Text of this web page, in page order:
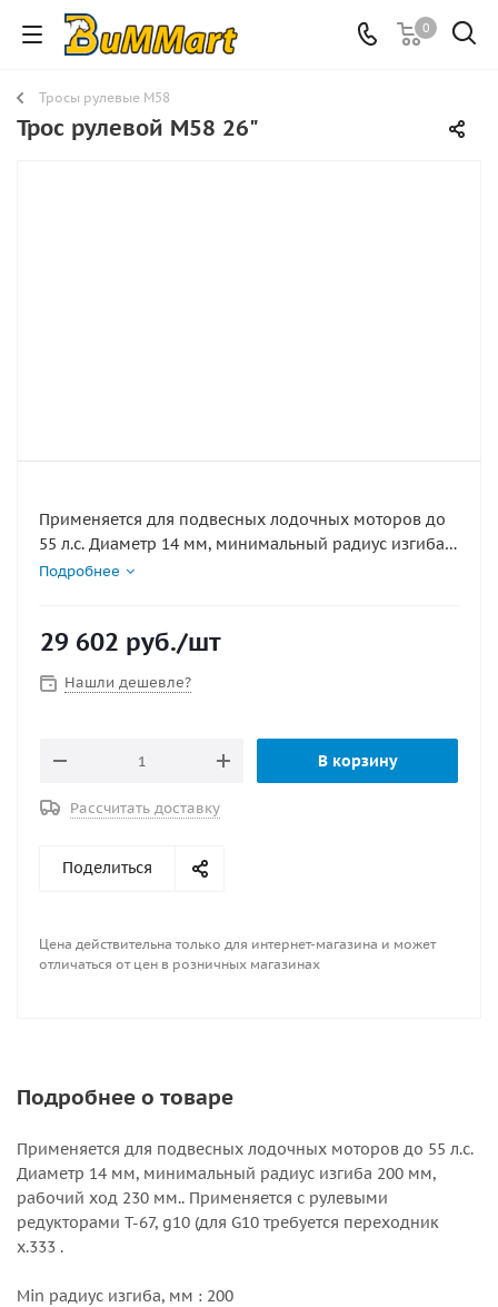
0
Тросы рулевые M58
Трос рулевой M58 26"
Применяется для подвесных лодочных моторов до
55 л.с. Диаметр 14 мм, минимальный радиус изгиба
200 мм, рабочий ход 230 мм.. Применяется с
Диаметр, мм : 14
Применяется с приводом : T- 67, G10
Рабочий ход, мм : 230
Совместимость с приводами : C230\C231 Morse-
Compac-T-Teleflex-805TX
Подробнее
29 602 руб./шт
Нашли дешевле?
В корзину
Рассчитать доставку
Поделиться
Цена действительна только для интернет-магазина и может
отличаться от цен в розничных магазинах
Подробнее о товаре
Применяется для подвесных лодочных моторов до 55 л.с.
Диаметр 14 мм, минимальный радиус изгиба 200 мм,
рабочий ход 230 мм.. Применяется с рулевыми
редукторами T-67, g10 (для G10 требуется переходник
x.333 .
Min радиус изгиба, мм : 200